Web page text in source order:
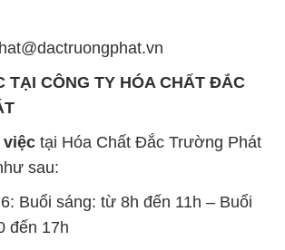
TẠI CÔNG TY HÓA CHẤT ĐẮC
việc tại Hóa Chất Đắc Trường Phát
sau:
Buổi sáng: từ 8h đến 11h – Buổi
đến 17h